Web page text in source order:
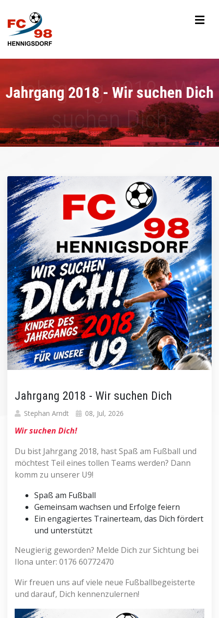
Jahrgang 2018 - Wir suchen Dich
Jahrgang 2018 - Wir suchen Dich
Stephan Arndt 08, Jul, 2026
Wir suchen Dich!
Du bist Jahrgang 2018, hast Spaß am Fußball und
möchtest Teil eines tollen Teams werden? Dann
komm zu unserer U9!
Spaß am Fußball
Gemeinsam wachsen und Erfolge feiern
Ein engagiertes Trainerteam, das Dich fördert
und unterstützt
Neugierig geworden? Melde Dich zur Sichtung bei
Ilona unter: 0176 60772470
Wir freuen uns auf viele neue Fußballbegeisterte
und darauf, Dich kennenzulernen!